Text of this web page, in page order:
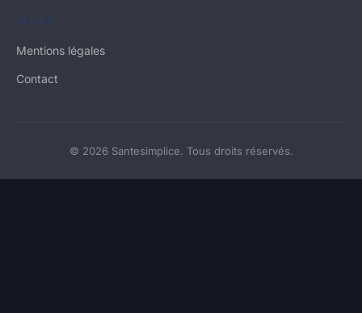
LÉGAL
Mentions légales
Contact
© 2026 Santesimplice. Tous droits réservés.